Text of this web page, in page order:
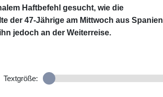
Haftbefehl gesucht, wie die
der 47-Jährige am Mittwoch aus Spanien
jedoch an der Weiterreise.
Textgröße: